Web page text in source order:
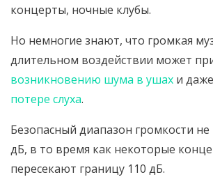
концерты, ночные клубы.
Но немногие знают, что громкая
длительном воздействии может
возникновению шума в ушах и даже
потере слуха.
Безопасный диапазон громкости
дБ, в то время как некоторые
пересекают границу 110 дБ.